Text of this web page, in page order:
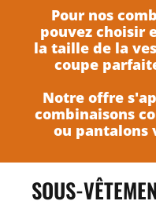
Pour nos
pouvez choisir
la taille de la
coupe
Notre offre
combinaisons
ou pantalons
SOUS-